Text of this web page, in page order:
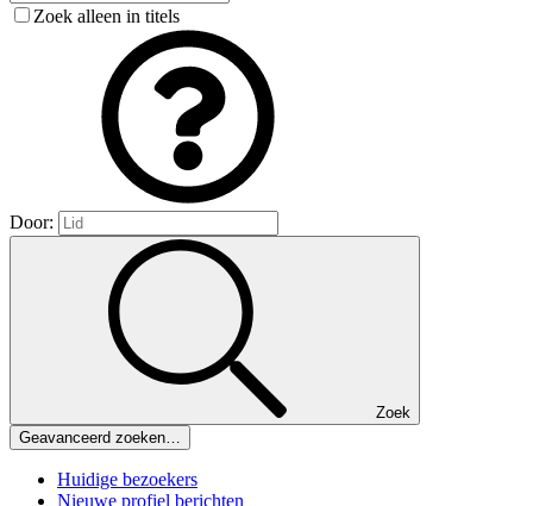
Zoek alleen in titels
Door:
Zoek
Geavanceerd zoeken…
Huidige bezoekers
Nieuwe profiel berichten